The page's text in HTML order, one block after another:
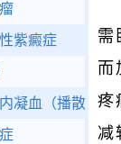
需
而
疼
减
紫癜症
凝血（播散性血